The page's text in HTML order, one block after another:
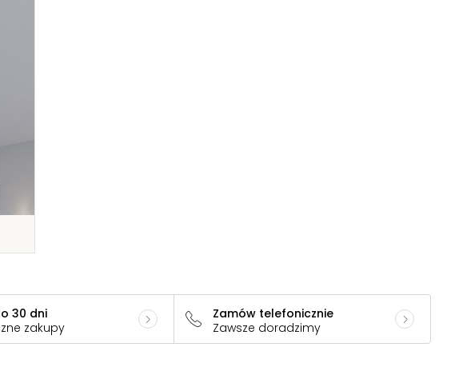
30 dni
zakupy
Zamów telefonicznie
Zawsze doradzimy